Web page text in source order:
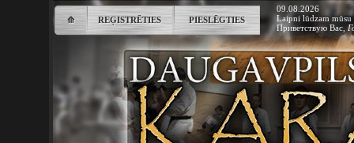
⟰ REĢISTRĒTIES PIESLĒGTIES
09.08.2026
Laipni lūdzam mūsu
Приветствую Вас ,